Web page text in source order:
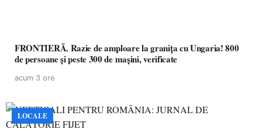
FRONTIERĂ. Razie de amploare la granița cu Ungaria! 800
de persoane și peste 300 de mașini, verificate
acum 3 ore
LOCALE